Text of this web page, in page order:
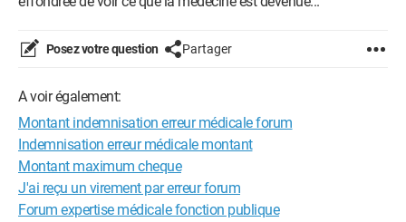
Posez votre question Partager
A voir également:
Montant indemnisation erreur médicale forum
Indemnisation erreur médicale montant
Montant maximum cheque
J'ai reçu un virement par erreur forum
Forum expertise médicale fonction publique